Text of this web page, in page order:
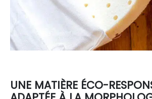
UNE MATIÈRE ÉCO-